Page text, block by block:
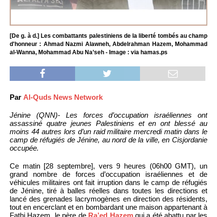
[De g. à d.] Les combattants palestiniens de la liberté tombés au champ
d'honneur : Ahmad Nazmi Alawneh, Abdelrahman Hazem, Mohammad
al-Wanna, Mohammad Abu Na’seh - Image : via hamas.ps
Par Al-Quds News Network
Jénine (QNN)- Les forces d’occupation israéliennes ont
assassiné quatre jeunes Palestiniens et en ont blessé au
moins 44 autres lors d’un raid militaire mercredi matin dans le
camp de réfugiés de Jénine, au nord de la ville, en Cisjordanie
occupée.
Ce matin [28 septembre], vers 9 heures (06h00 GMT), un
grand nombre de forces d’occupation israéliennes et de
véhicules militaires ont fait irruption dans le camp de réfugiés
de Jénine, tiré à balles réelles dans toutes les directions et
lancé des grenades lacrymogènes en direction des résidents,
tout en encerclant et en bombardant une maison appartenant à
Fathi Hazem, le père de Ra’ed Hazemqui a été abattu par les